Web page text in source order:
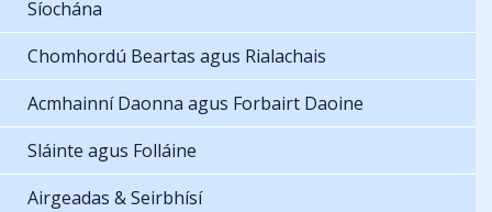
Síochána
Chomhordú Beartas agus Rialachais
Acmhainní Daonna agus Forbairt Daoine
Sláinte agus Folláine
Airgeadas & Seirbhísí